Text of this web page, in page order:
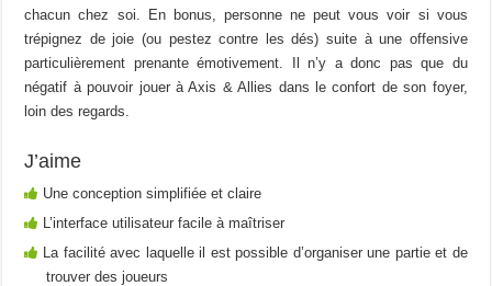
chacun chez soi. En bonus, personne ne peut vous voir si vous
trépignez de joie (ou pestez contre les dés) suite à une offensive
particulièrement prenante émotivement. Il n’y a donc pas que du
négatif à pouvoir jouer à Axis & Allies dans le confort de son foyer,
loin des regards.
J’aime
Une conception simplifiée et claire
L’interface utilisateur facile à maîtriser
La facilité avec laquelle il est possible d’organiser une partie et de
trouver des joueurs